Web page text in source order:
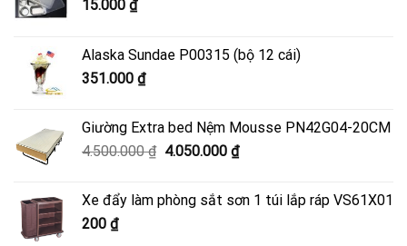
15.000 ₫
Alaska Sundae P00315 (bộ 12 cái)
351.000 ₫
Giường Extra bed Nệm Mousse PN42G04-20CM
4.500.000₫ Giá
4.500.000 ₫.
4.050.000 ₫Giá
là:
Xe đẩy làm phòng sắt sơn 1 túi lắp ráp VS61X01
200 ₫